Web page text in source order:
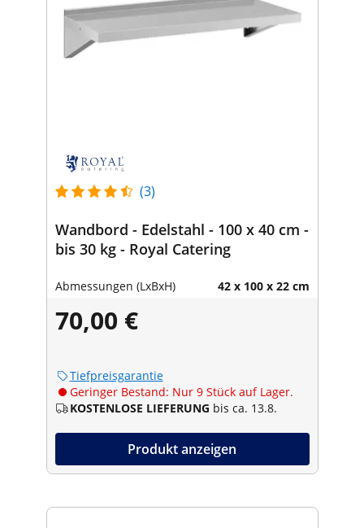
(3)
Wandbord - Edelstahl - 100 x 40 cm -
bis 30 kg - Royal Catering
Abmessungen (LxBxH) 42 x 100 x 22 cm
70,00 €
Tiefpreisgarantie
Geringer Bestand: Nur 9 Stück auf Lager.
KOSTENLOSE LIEFERUNG bis ca. 13.8.
Produkt anzeigen